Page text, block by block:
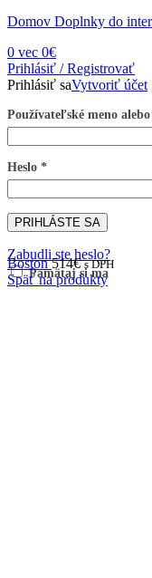
0 vec 0€
Prihlásiť / Registrovať
Prihlásiť saVytvoriť účet
Používateľské meno
Heslo *
PRIHLÁSTE SA
Zabudli ste heslo?
Pamätaj si ma
Domov Doplnky do
Boston514€ s DPH
Späť na produkty